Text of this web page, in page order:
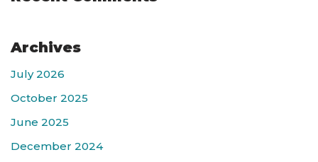
Archives
July 2026
October 2025
June 2025
December 2024